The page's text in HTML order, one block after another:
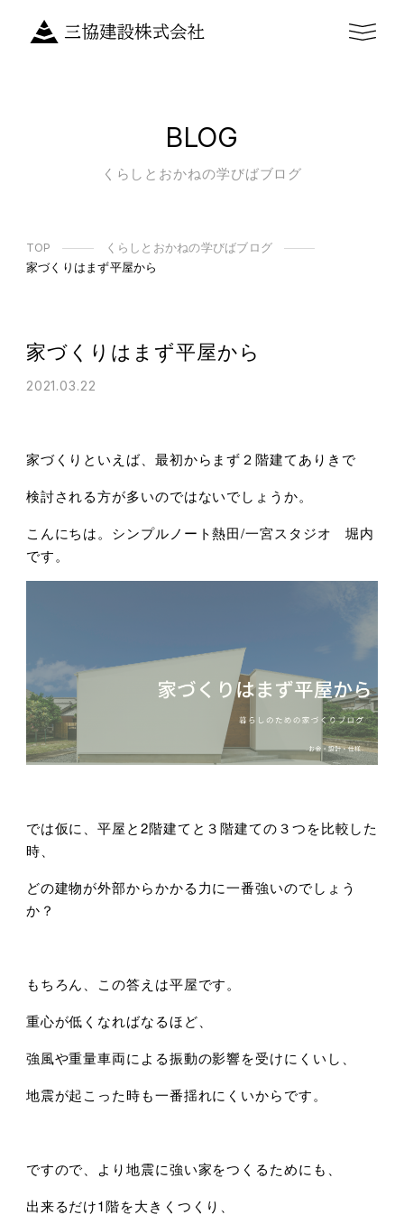
BLOG
くらしとおかねの学びばブログ
TOP
くらしとおかねの学びばブログ
家づくりはまず平屋から
家づくりはまず平屋から
2021.03.22
家づくりといえば、最初からまず２階建てありきで
検討される方が多いのではないでしょうか。
こんにちは。シンプルノート熱田/一宮スタジオ 堀内
です。
では仮に、平屋と2階建てと３階建ての３つを比較した
時、
どの建物が外部からかかる力に一番強いのでしょう
か？
もちろん、この答えは平屋です。
重心が低くなればなるほど、
強風や重量車両による振動の影響を受けにくいし、
地震が起こった時も一番揺れにくいからです。
ですので、より地震に強い家をつくるためにも、
出来るだけ1階を大きくつくり、